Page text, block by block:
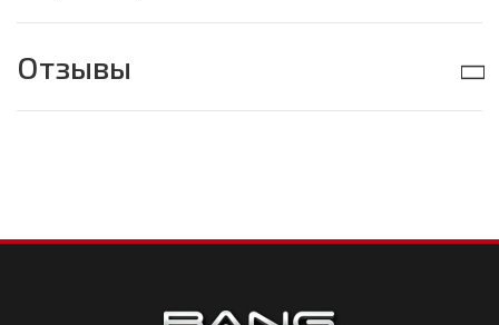
Отзывы